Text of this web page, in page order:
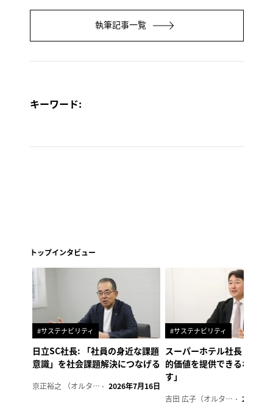
執筆記事一覧
キーワード:
トップインタビュー
#サステナビリティ
日立SC社長: 「社員の身近な課題
意識」を社会課題解決につなげる
京正裕之 （オルタナ副編集長） 2026年7月16日
#サステナビリティ
スーパーホテル社長「地域
的価値を提供できるホテル
す」
吉田 広子（オルタナ輪番編集長） 2026年6